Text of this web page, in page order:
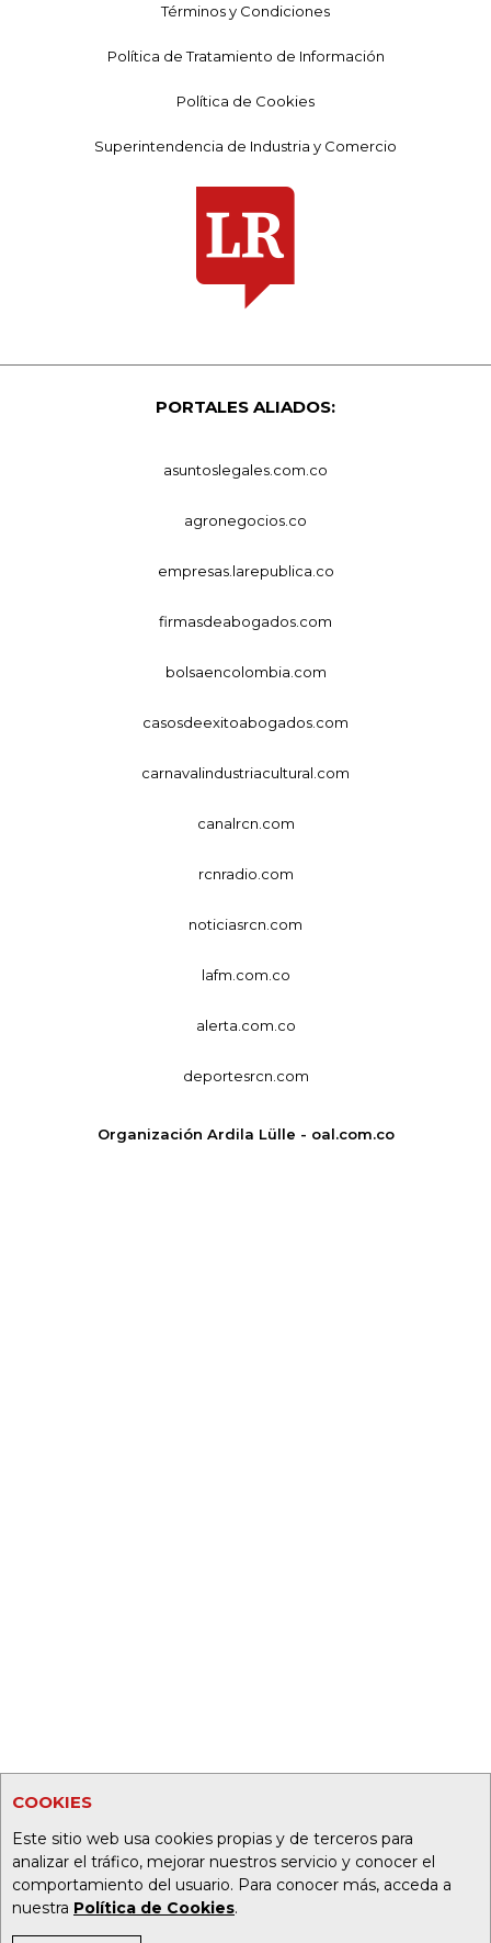
COOKIES
Este sitio web usa cookies propias y de terceros para
analizar el tráfico, mejorar nuestros servicio y conocer el
comportamiento del usuario. Para conocer más, acceda a
nuestra Política de Cookies.
Términos y Condiciones
Política de Tratamiento de Información
Política de Cookies
Superintendencia de Industria y Comercio
PORTALES ALIADOS:
asuntoslegales.com.co
agronegocios.co
empresas.larepublica.co
firmasdeabogados.com
bolsaencolombia.com
casosdeexitoabogados.com
carnavalindustriacultural.com
canalrcn.com
rcnradio.com
noticiasrcn.com
lafm.com.co
alerta.com.co
deportesrcn.com
Organización Ardila Lülle - oal.com.co